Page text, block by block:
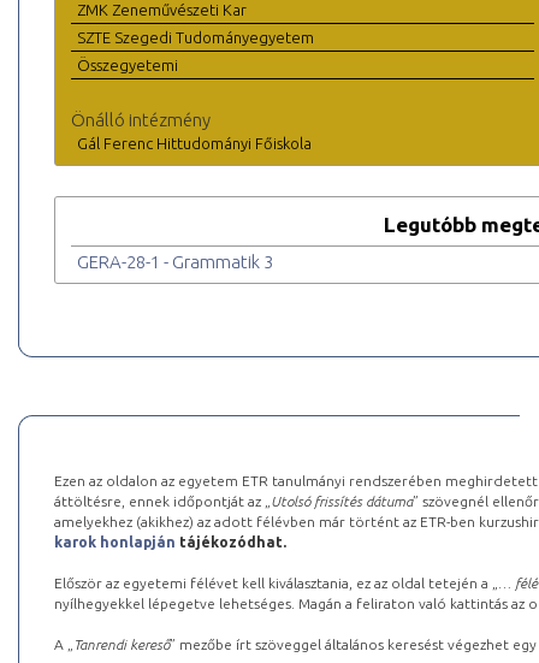
ZMK Zeneművészeti Kar
SZTE Szegedi Tudományegyetem
Összegyetemi
Önálló intézmény
Gál Ferenc Hittudományi Főiskola
Legutóbb
GERA-28-1 - Grammatik 3
Ezen az oldalon az egyetem ETR tanulmányi rendszerében
áttöltésre, ennek időpontját az „ Utolsó frissítés dátuma” szövegnél
amelyekhez (akikhez) az adott félévben már történt az ETR-ben
karok honlapján tájékozódhat.
Először az egyetemi félévet kell kiválasztania, ez az oldal tetején a „
…
nyílhegyekkel lépegetve lehetséges. Magán a feliraton való kattintás az
A „ Tanrendi kereső” mezőbe írt szöveggel általános keresést végezhet